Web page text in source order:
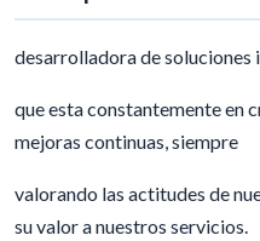
desarrolladora de soluciones
que esta constantemente en
mejoras continuas, siempre
valorando las actitudes de
su valor a nuestros servicios.